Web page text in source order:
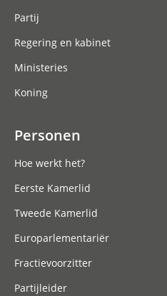
Partij
Regering en kabinet
Ministeries
Koning
Personen
Hoe werkt het?
Eerste Kamerlid
Tweede Kamerlid
Europarlementariër
Fractievoorzitter
Partijleider